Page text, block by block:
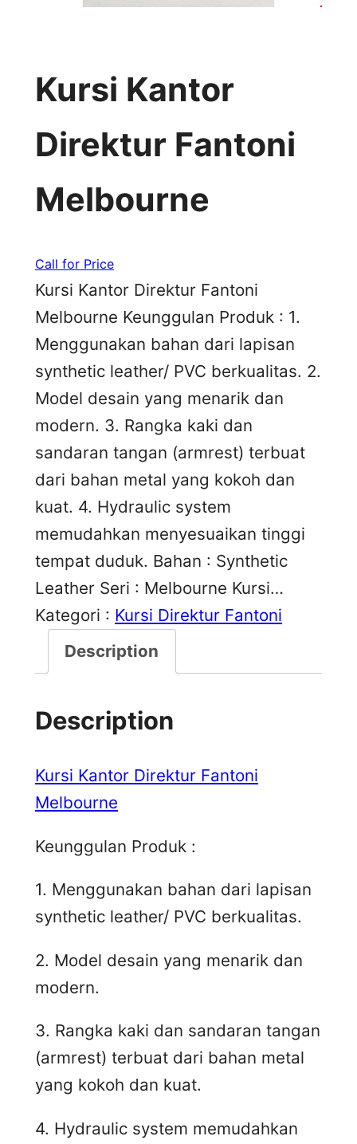
Kursi Kantor
Direktur Fantoni
Melbourne
Call for Price
Kursi Kantor Direktur Fantoni
Melbourne Keunggulan Produk : 1.
Menggunakan bahan dari lapisan
synthetic leather/ PVC berkualitas. 2.
Model desain yang menarik dan
modern. 3. Rangka kaki dan
sandaran tangan (armrest) terbuat
dari bahan metal yang kokoh dan
kuat. 4. Hydraulic system
memudahkan menyesuaikan tinggi
tempat duduk. Bahan : Synthetic
Leather Seri : Melbourne Kursi…
Kategori : Kursi Direktur Fantoni
Description
Description
Kursi Kantor Direktur Fantoni
Melbourne
Keunggulan Produk :
1. Menggunakan bahan dari lapisan
synthetic leather/ PVC berkualitas.
2. Model desain yang menarik dan
modern.
3. Rangka kaki dan sandaran tangan
(armrest) terbuat dari bahan metal
yang kokoh dan kuat.
4. Hydraulic system memudahkan